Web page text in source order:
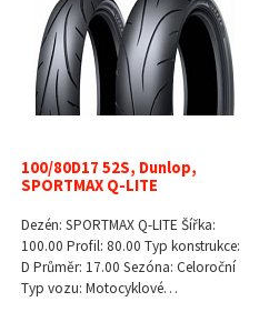
100/80D17 52S, Dunlop,
SPORTMAX Q-LITE
Dezén: SPORTMAX Q-LITE Šířka:
100.00 Profil: 80.00 Typ konstrukce:
D Průměr: 17.00 Sezóna: Celoroční
Typ vozu: Motocyklové…